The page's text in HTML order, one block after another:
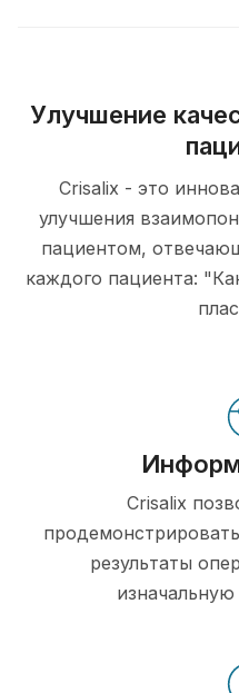
Улучшение
Crisalix - это
улучшения
пациентом,
каждого пациента:
Crisalix
результаты